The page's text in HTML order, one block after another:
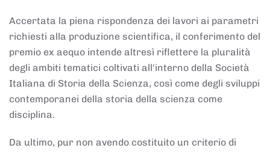
Accertata la piena rispondenza dei lavori ai parametri
richiesti alla produzione scientifica, il conferimento del
premio ex aequo intende altresì riflettere la pluralità
degli ambiti tematici coltivati all'interno della Società
Italiana di Storia della Scienza, così come degli sviluppi
contemporanei della storia della scienza come
disciplina.
Da ultimo, pur non avendo costituito un criterio di